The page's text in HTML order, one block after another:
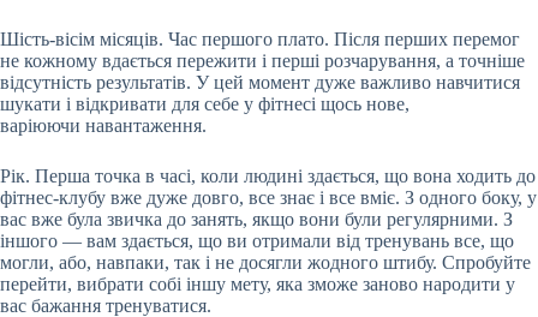
Шість-вісім місяців. Час першого плато. Після перших перемог
не кожному вдається пережити і перші розчарування, а точніше
відсутність результатів. У цей момент дуже важливо навчитися
шукати і відкривати для себе у фітнесі щось нове,
варіюючи навантаження.
Рік. Перша точка в часі, коли людині здається, що вона ходить до
фітнес-клубу вже дуже довго, все знає і все вміє. З одного боку, у
вас вже була звичка до занять, якщо вони були регулярними. З
іншого — вам здається, що ви отримали від тренувань все, що
могли, або, навпаки, так і не досягли жодного штибу. Спробуйте
перейти, вибрати собі іншу мету, яка зможе заново народити у
вас бажання тренуватися.